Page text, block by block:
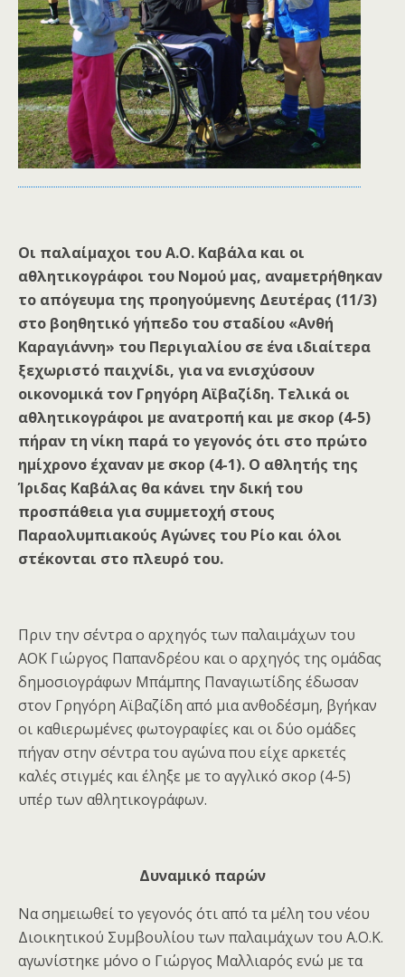
Οι παλαίμαχοι του Α.Ο. Καβάλα και οι
αθλητικογράφοι του Νομού μας, αναμετρήθηκαν
το απόγευμα της προηγούμενης Δευτέρας (11/3)
στο βοηθητικό γήπεδο του σταδίου «Ανθή
Καραγιάννη» του Περιγιαλίου σε ένα ιδιαίτερα
ξεχωριστό παιχνίδι, για να ενισχύσουν
οικονομικά τον Γρηγόρη Αϊβαζίδη. Τελικά οι
αθλητικογράφοι με ανατροπή και με σκορ (4-5)
πήραν τη νίκη παρά το γεγονός ότι στο πρώτο
ημίχρονο έχαναν με σκορ (4-1). Ο αθλητής της
Ίριδας Καβάλας θα κάνει την δική του
προσπάθεια για συμμετοχή στους
Παραολυμπιακούς Αγώνες του Ρίο και όλοι
στέκονται στο πλευρό του.
Πριν την σέντρα ο αρχηγός των παλαιμάχων του
ΑΟΚ Γιώργος Παπανδρέου και ο αρχηγός της ομάδας
δημοσιογράφων Μπάμπης Παναγιωτίδης έδωσαν
στον Γρηγόρη Αϊβαζίδη από μια ανθοδέσμη, βγήκαν
οι καθιερωμένες φωτογραφίες και οι δύο ομάδες
πήγαν στην σέντρα του αγώνα που είχε αρκετές
καλές στιγμές και έληξε με το αγγλικό σκορ (4-5)
υπέρ των αθλητικογράφων.
Δυναμικό παρών
Να σημειωθεί το γεγονός ότι από τα μέλη του νέου
Διοικητικού Συμβουλίου των παλαιμάχων του Α.Ο.Κ.
αγωνίστηκε μόνο ο Γιώργος Μαλλιαρός ενώ με τα